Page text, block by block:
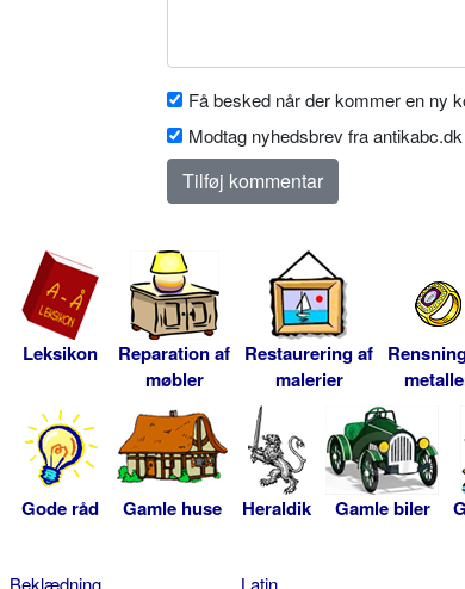
Få besked når der kommer en ny
Modtag nyhedsbrev fra antikabc.dk
Leksikon
Reparation af
møbler
Restaurering af
malerier
Gode råd Gamle huse Heraldik Gamle biler
Beklædning
Latin